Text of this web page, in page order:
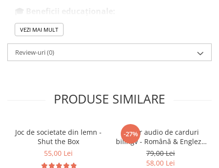
Beneficii educaționale:
• dezvoltă gândirea logică și capacitatea de
rezolvare a problemelor
• îmbunătățește coordonarea mână-ochi
• susține dezvoltarea abilităților cognitive timpurii
Ideal pentru:
VEZI MAI MULT
Review-uri(0)
PRODUSE SIMILARE
Joc de societate din lemn -
Shut the Box
55,00 Lei
-27%
Cititor audio de carduri
bilingv - Română & Engleză
Albastru (224 carduri / 448
cuvinte)
79,00 Lei
58,00 Lei